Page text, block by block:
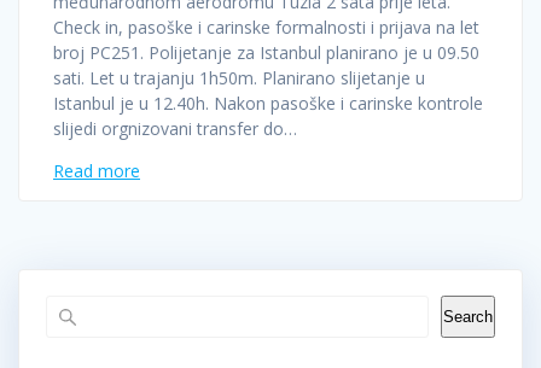
Check in, pasoške i carinske formalnosti i prijava na let
broj PC251. Polijetanje za Istanbul planirano je u 09.50
sati. Let u trajanju 1h50m. Planirano slijetanje u
Istanbul je u 12.40h. Nakon pasoške i carinske kontrole
slijedi orgnizovani transfer do…
Read more
Search